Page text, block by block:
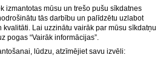
izmantotas mūsu un trešo pušu sīkdatnes
tās darbību un palīdzētu uzlabot
Lai uzzinātu vairāk par mūsu sīkdatņu
pogas “Vairāk informācijas”.
lūdzu, atzīmējiet savu izvēli: